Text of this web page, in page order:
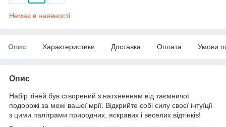
Немає в наявності
Опис Характеристики Доставка Оплата Умови
Опис
Набір тіней був створений з натхненням від таємничої
подорожі за межі вашої мрії. Відкрийте собі силу своєї інтуїції
з цими палітрами природних, яскравих і веселих відтінків!